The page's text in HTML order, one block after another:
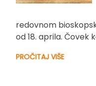
redovnom
od 18. aprila. Čovek
PROČITAJ VIŠE